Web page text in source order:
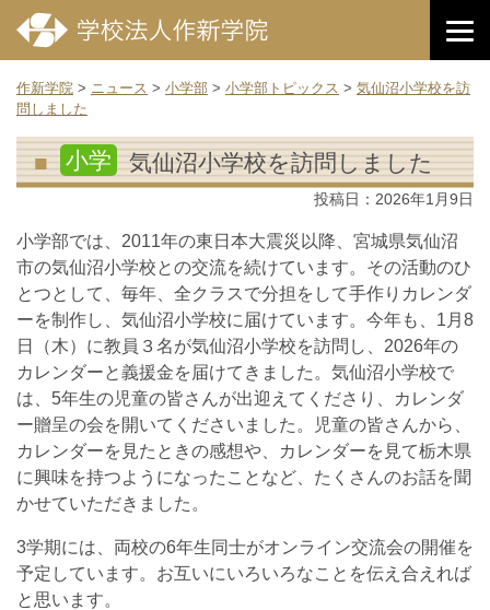
作新学院 > ニュース > 小学部 > 小学部トピックス > 気仙沼小学校を訪
問しました
小学 気仙沼小学校を訪問しました
投稿日： 2026年1月9日
小学部では、2011年の東日本大震災以降、宮城県気仙沼
市の気仙沼小学校との交流を続けています。その活動のひ
とつとして、毎年、全クラスで分担をして手作りカレンダ
ーを制作し、気仙沼小学校に届けています。今年も、1月8
日（木）に教員３名が気仙沼小学校を訪問し、2026年の
カレンダーと義援金を届けてきました。気仙沼小学校で
は、5年生の児童の皆さんが出迎えてくださり、カレンダ
ー贈呈の会を開いてくださいました。児童の皆さんから、
カレンダーを見たときの感想や、カレンダーを見て栃木県
に興味を持つようになったことなど、たくさんのお話を聞
かせていただきました。
3学期には、両校の6年生同士がオンライン交流会の開催を
予定しています。お互いにいろいろなことを伝え合えれば
と思います。